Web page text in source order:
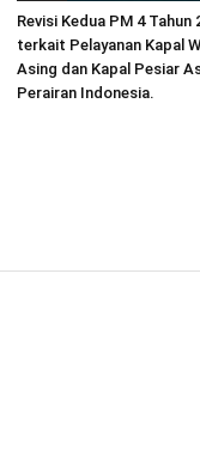
Revisi Kedua PM 4 Tahun
terkait Pelayanan Kapal
Asing dan Kapal Pesiar
Perairan Indonesia.